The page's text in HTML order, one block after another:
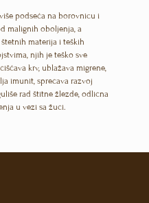
podseća na borovnicu i
malignih oboljenja, a
materija i teških
njih je teško sve
krv, ublažava migrene,
imunit, sprečava razvoj
rad štitne žlezde, odlična
u vezi sa žuči.